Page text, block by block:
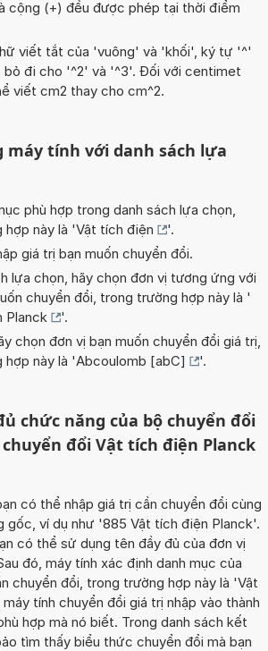
cộng (+) đều được phép tại thời điểm
viết tắt của 'vuông' và 'khối', ký tự '^'
đi cho '^2' và '^3'. Đối với centimet
viết cm2 thay cho cm^2.
máy tính với danh sách lựa
phù hợp trong danh sách lựa chọn,
này là 'Vật tích điện
'.
giá trị bạn muốn chuyển đổi.
lựa chọn, hãy chọn đơn vị tương ứng với
chuyển đổi, trong trường hợp này là '
Planck
'.
chọn đơn vị bạn muốn chuyển đổi giá trị,
này là 'Abcoulomb [abC] '.
chức năng của bộ chuyển đổi
đổi Vật tích điện Planck
có thể nhập giá trị cần chuyển đổi cùng
gốc, ví dụ như '885 Vật tích điện Planck'.
có thể sử dụng tên đầy đủ của đơn vị
đó, máy tính xác định danh mục của
chuyển đổi, trong trường hợp này là 'Vật
tính chuyển đổi giá trị nhập vào thành
hợp mà nó biết. Trong danh sách kết
tìm thấy biểu thức chuyển đổi mà bạn